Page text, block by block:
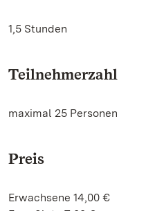
1,5 Stunden
Teilnehmerzahl
maximal 25 Personen
Preis
Erwachsene 14,00 €